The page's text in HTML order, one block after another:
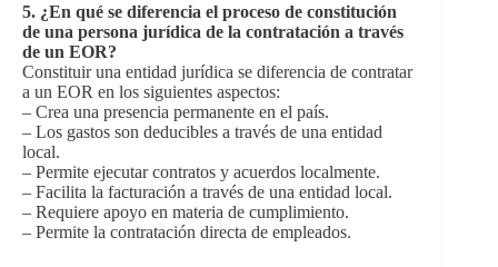
5. ¿En qué se diferencia el proceso de constitución
de una persona jurídica de la contratación a través
de un EOR?
Constituir una entidad jurídica se diferencia de contratar
a un EOR en los siguientes aspectos:
– Crea una presencia permanente en el país.
– Los gastos son deducibles a través de una entidad
local.
– Permite ejecutar contratos y acuerdos localmente.
– Facilita la facturación a través de una entidad local.
– Requiere apoyo en materia de cumplimiento.
– Permite la contratación directa de empleados.